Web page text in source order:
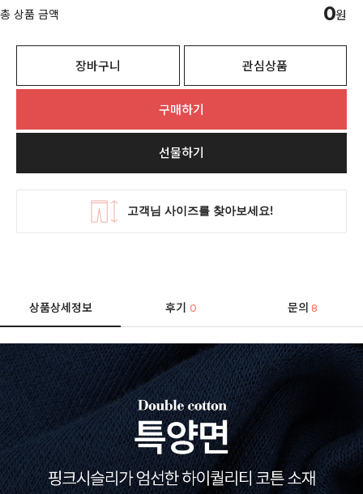
총 상품 금액 0원
장바구니 관심상품
구매하기
선물하기
상품상세정보 후기0 문의 8